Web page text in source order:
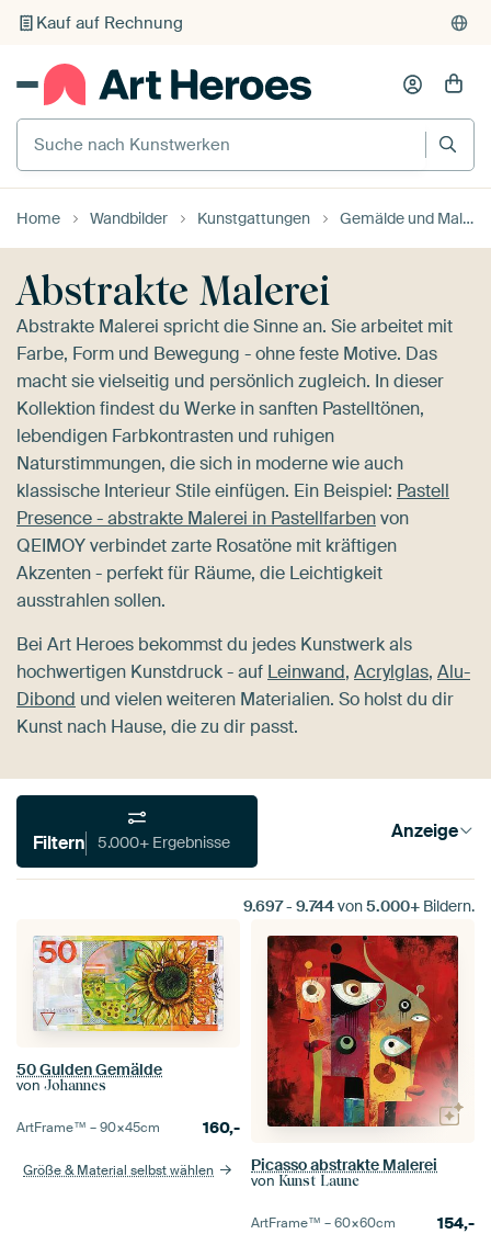
Individueller Druck auf Bestellung
Suche nach Kunstwerken
Home Wandbilder Kunstgattungen Gemälde und Malereien
Abstrakte Malerei
Abstrakte Malerei spricht die Sinne an. Sie arbeitet mit
Farbe, Form und Bewegung - ohne feste Motive. Das
macht sie vielseitig und persönlich zugleich. In dieser
Kollektion findest du Werke in sanften Pastelltönen,
lebendigen Farbkontrasten und ruhigen
Naturstimmungen, die sich in moderne wie auch
klassische Interieur Stile einfügen. Ein Beispiel: Pastell
Presence - abstrakte Malerei in Pastellfarbenvon
QEIMOY verbindet zarte Rosatöne mit kräftigen
Akzenten - perfekt für Räume, die Leichtigkeit
ausstrahlen sollen.
Bei Art Heroes bekommst du jedes Kunstwerk als
hochwertigen Kunstdruck - auf Leinwand, Acrylglas, Alu-
Dibond und vielen weiteren Materialien. So holst du dir
Kunst nach Hause, die zu dir passt.
Filtern 5.000+ Ergebnisse Anzeige
9.697- 9.744von5.000+ Bildern.
50 Gulden Gemälde
von Johannes
ArtFrame™ –90×45cm 160,-
Größe & Material selbst wählen Picasso abstrakte Malerei
von Kunst Laune
ArtFrame™ –60×60cm 154,-